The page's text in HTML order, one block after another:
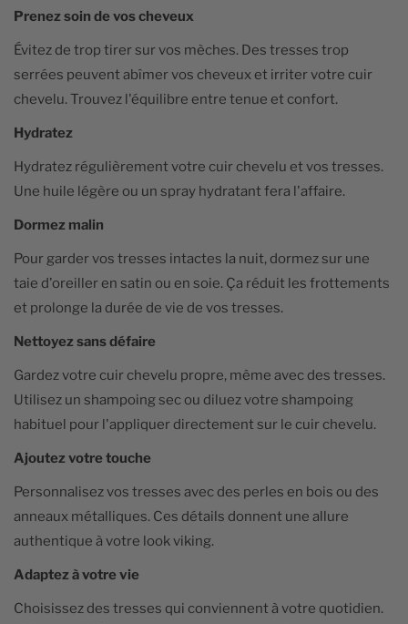
Prenez soin de vos cheveux
Évitez de trop tirer sur vos mèches. Des tresses trop
serrées peuvent abîmer vos cheveux et irriter votre cuir
chevelu. Trouvez l'équilibre entre tenue et confort.
Hydratez
Hydratez régulièrement votre cuir chevelu et vos tresses.
Une huile légère ou un spray hydratant fera l'affaire.
Dormez malin
Pour garder vos tresses intactes la nuit, dormez sur une
taie d'oreiller en satin ou en soie. Ça réduit les frottements
et prolonge la durée de vie de vos tresses.
Nettoyez sans défaire
Gardez votre cuir chevelu propre, même avec des tresses.
Utilisez un shampoing sec ou diluez votre shampoing
habituel pour l'appliquer directement sur le cuir chevelu.
Ajoutez votre touche
Personnalisez vos tresses avec des perles en bois ou des
anneaux métalliques. Ces détails donnent une allure
authentique à votre look viking.
Adaptez à votre vie
Choisissez des tresses qui conviennent à votre quotidien.